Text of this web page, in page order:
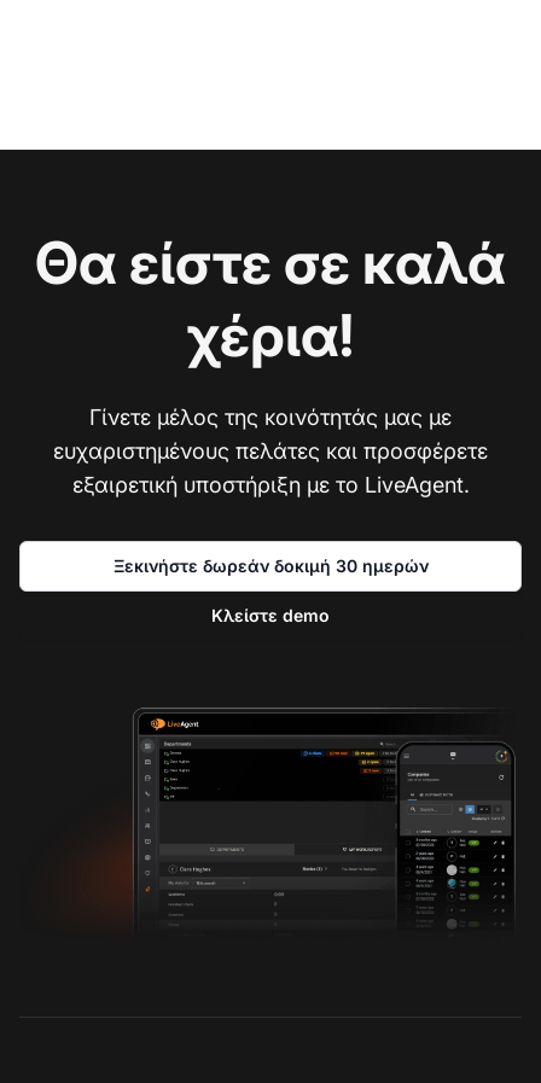
Θα είστε σε καλά
χέρια!
Γίνετε μέλος της κοινότητάς μας με
ευχαριστημένους πελάτες και προσφέρετε
εξαιρετική υποστήριξη με το LiveAgent.
Ξεκινήστε δωρεάν δοκιμή 30 ημερών
Κλείστε demo